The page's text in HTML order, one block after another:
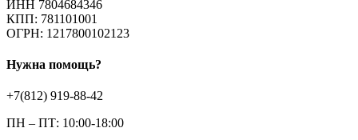
ИНН 7804684346
КПП: 781101001
ОГРН: 1217800102123
Нужна помощь?
+7(812) 919-88-42
ПН – ПТ: 10:00-18:00